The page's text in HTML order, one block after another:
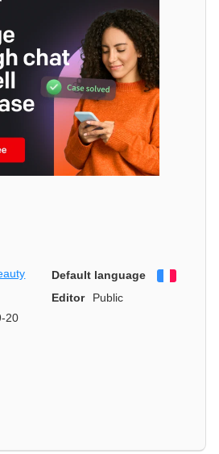
Default language
Editor
Public
20